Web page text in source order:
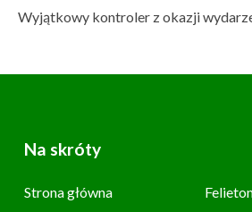
Wyjątkowy kontroler z okazji
Na skróty
Strona główna